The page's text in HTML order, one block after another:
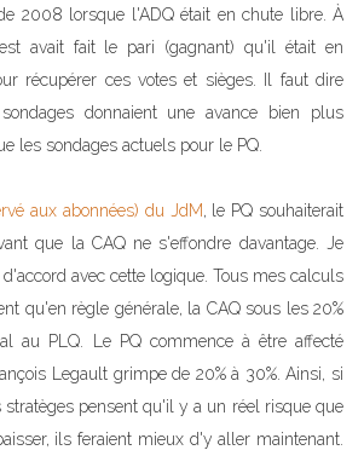
2008 lorsque l'ADQ était en chute libre. À
avait fait le pari (gagnant) qu'il était en
récupérer ces votes et sièges. Il faut dire
donnaient une avance bien plus
les sondages actuels pour le PQ.
aux abonnées) du JdM, le PQ souhaiterait
que la CAQ ne s'effondre davantage. Je
avec cette logique. Tous mes calculs
qu'en règle générale, la CAQ sous les 20%
au PLQ. Le PQ commence à être affecté
Legault grimpe de 20% à 30%. Ainsi, si
stratèges pensent qu'il y a un réel risque que
ils feraient mieux d'y aller maintenant.